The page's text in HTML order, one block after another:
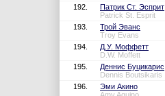
192.
Патрик Ст. Эсприт
Patrick St. Esprit
193.
Трой Эванс
Troy Evans
194.
Д.У. Моффетт
D.W. Moffett
195.
Деннис Буцикарис
Dennis Boutsikaris
196.
Эми Акино